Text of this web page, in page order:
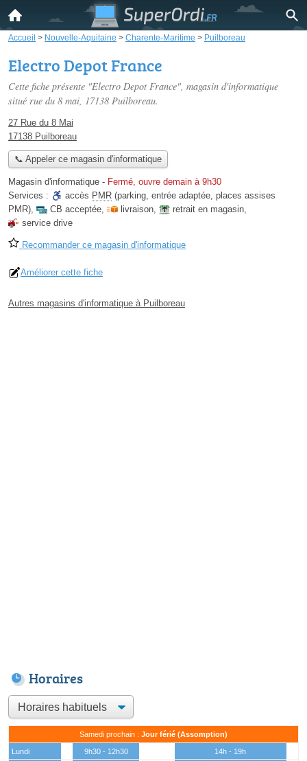
Accueil > Nouvelle-Aquitaine > Charente-Maritime > Puilboreau
Electro Depot France
Cette fiche présente "Electro Depot France", magasin d'informatique
situé rue du 8 mai, 17138 Puilboreau.
27 Rue du 8 Mai
17138 Puilboreau
📞 Appeler ce magasin d'informatique
Magasin d'informatique - Fermé, ouvre demain à 9h30
Services :
accès PMR (parking, entrée adaptée, places assises
PMR), CB acceptée, livraison, retrait en magasin,
service drive
Recommander ce magasin d'informatique
Améliorer cette fiche
Autres magasins d'informatique à Puilboreau
Horaires
Samedi prochain : Jour férié (Assomption)
Lundi 9h30 - 12h30
14h - 19h